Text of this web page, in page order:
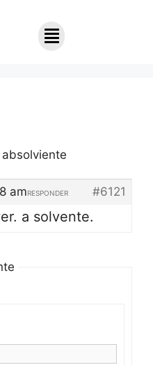
absolviente
am #6121
RESPONDER
a solvente.